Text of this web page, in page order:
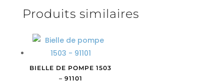
Produits similaires
BIELLE DE POMPE 1503
– 91101